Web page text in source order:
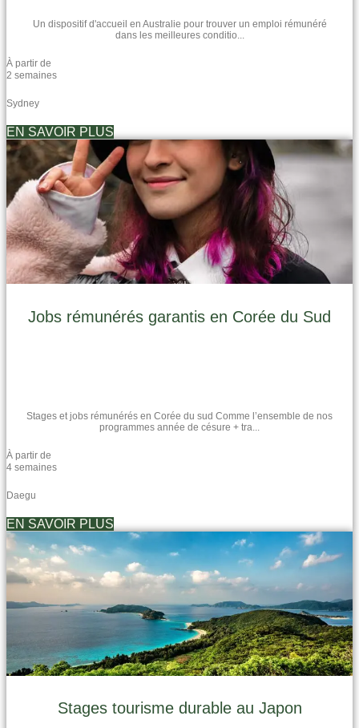
Un dispositif d'accueil en Australie pour trouver un emploi rémunéré
dans les meilleures conditio...
À partir de
2 semaines
Sydney
EN SAVOIR PLUS
Jobs rémunérés garantis en Corée du Sud
Stages et jobs rémunérés en Corée du sud Comme l’ensemble de nos
programmes année de césure + tra...
À partir de
4 semaines
Daegu
EN SAVOIR PLUS
Stages tourisme durable au Japon